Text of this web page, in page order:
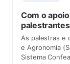
Com o
As palestras e
e Agronomia
Sistema